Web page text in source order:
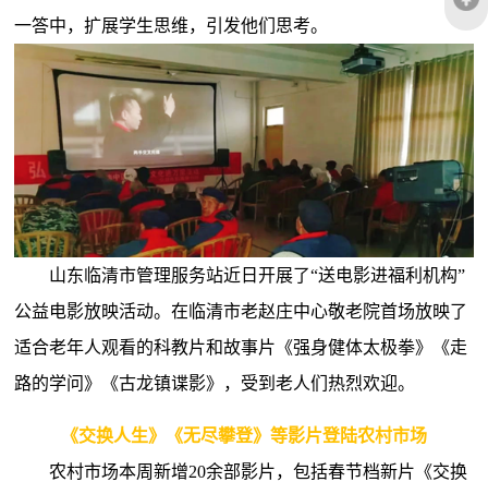
一答中，扩展学生思维，引发他们思考。
山东临清市管理服务站近日开展了“送电影进福利机构”
公益电影放映活动。在临清市老赵庄中心敬老院首场放映了
适合老年人观看的科教片和故事片《强身健体太极拳》《走
路的学问》《古龙镇谍影》，受到老人们热烈欢迎。
《交换人生》《无尽攀登》等影片登陆农村市场
农村市场本周新增20余部影片，包括春节档新片《交换